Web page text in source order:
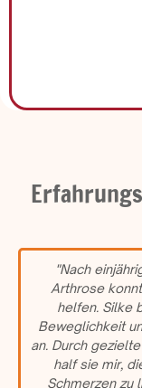
"Nach
Arthrose
helfen. Silke
Beweglichkeit
an. Durch
half sie mir,
Schmerzen zu